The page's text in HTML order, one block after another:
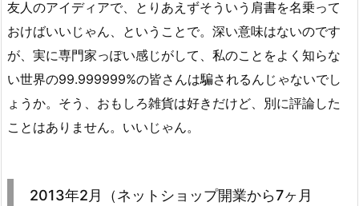
友人のアイディアで、とりあえずそういう肩書を名乗って
おけばいいじゃん、ということで。深い意味はないのです
が、実に専門家っぽい感じがして、私のことをよく知らな
い世界の99.999999%の皆さんは騙されるんじゃないでし
ょうか。そう、おもしろ雑貨は好きだけど、別に評論した
ことはありません。いいじゃん。
2013年2月（ネットショップ開業から7ヶ月